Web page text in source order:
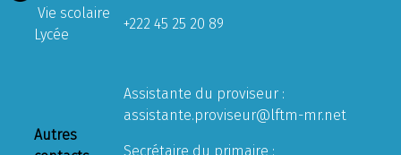
Vie scolaire
Lycée
+222 45 25 20 89
Autres
Assistante du proviseur :
assistante.proviseur@lftm-mr.net
Secrétaire du primaire :